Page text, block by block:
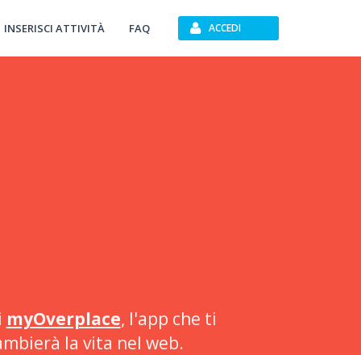
INSERISCI ATTIVITÀ FAQ ACCEDI
myOverplace, l'app che ti
la vita nel web.